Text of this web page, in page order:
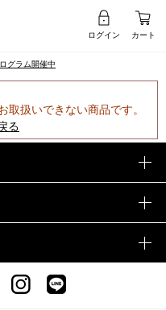
ログイン カート
グラム開催中
取扱いできない商品です。
る